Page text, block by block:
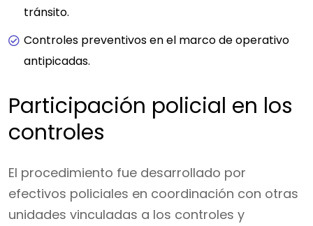
tránsito.
Controles preventivos en el marco de operativo
antipicadas.
Participación policial en los
controles
El procedimiento fue desarrollado por
efectivos policiales en coordinación con otras
unidades vinculadas a los controles y